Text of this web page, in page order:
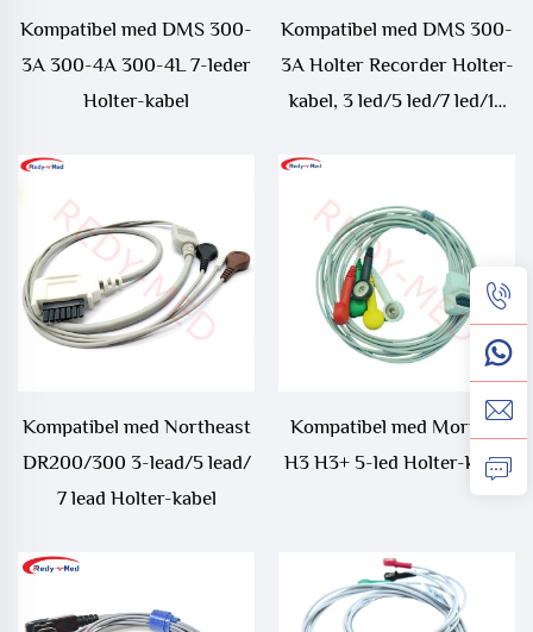
Kompatibel med DMS 300-
3A 300-4A 300-4L 7-leder
Holter-kabel
Kompatibel med DMS 300-
3A Holter Recorder Holter-
kabel, 3 led/5 led/7 led/10
Kompatibel med Northeast
DR200/300 3-lead/5 lead/
7 lead Holter-kabel
Kompatibel med Mortara
H3 H3+ 5-led Holter-kabel